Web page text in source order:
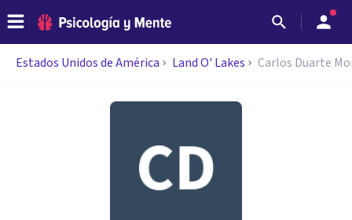
Estados Unidos de América Land O' Lakes Carlos Duarte